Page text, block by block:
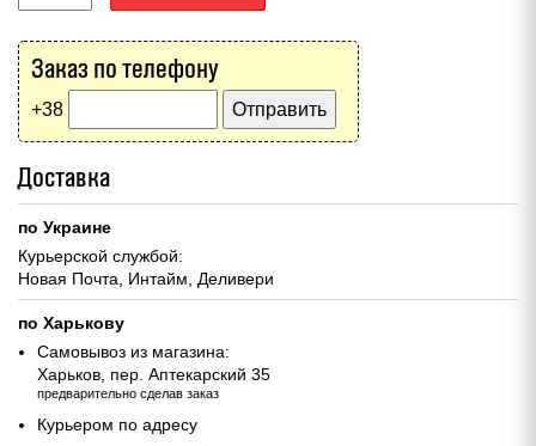
Заказ по телефону
+38
Доставка
по Украине
Курьерской службой:
Новая Почта, Интайм, Деливери
по Харькову
Самовывоз из магазина:
Харьков, пер. Аптекарский 35
предварительно сделав заказ
Курьером по адресу